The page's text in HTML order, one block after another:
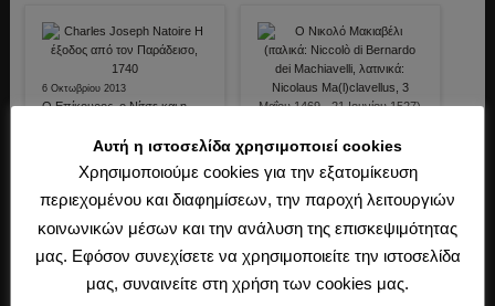
6 Οκτωβρίου 2013
Ο Επίκουρος, ο Νίτσε και η
Ο Νικολό Μακιαβέλι, o
16 Απριλίου 2014
Ο Νικολό Μακιαβέλι, ο Μέγας
Αυτή η ιστοσελίδα χρησιμοποιεί cookies
Χρησιμοποιούμε cookies για την εξατομίκευση
περιεχομένου και διαφημίσεων, την παροχή λειτουργιών
κοινωνικών μέσων και την ανάλυση της επισκεψιμότητας
μας. Εφόσον συνεχίσετε να χρησιμοποιείτε την ιστοσελίδα
μας, συναινείτε στη χρήση των cookies μας.